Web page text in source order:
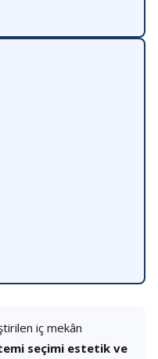
iç mekân
seçimi estetik ve